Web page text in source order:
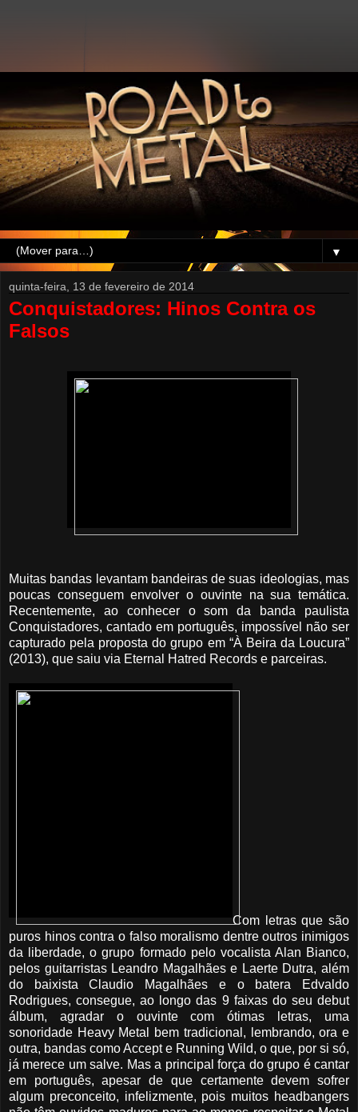
▼
quinta-feira, 13 de fevereiro de 2014
Conquistadores: Hinos Contra os
Falsos
Muitas bandas levantam bandeiras de suas ideologias, mas
poucas conseguem envolver o ouvinte na sua temática.
Recentemente, ao conhecer o som da banda paulista
Conquistadores, cantado em português, impossível não ser
capturado pela proposta do grupo em “À Beira da Loucura”
(2013), que saiu via Eternal Hatred Records e parceiras.
Com letras que são
puros hinos contra o falso moralismo dentre outros inimigos
da liberdade, o grupo formado pelo vocalista Alan Bianco,
pelos guitarristas Leandro Magalhães e Laerte Dutra, além
do baixista Claudio Magalhães e o batera Edvaldo
Rodrigues, consegue, ao longo das 9 faixas do seu debut
álbum, agradar o ouvinte com ótimas letras, uma
sonoridade Heavy Metal bem tradicional, lembrando, ora e
outra, bandas como Accept e Running Wild, o que, por si só,
já merece um salve. Mas a principal força do grupo é cantar
em português, apesar de que certamente devem sofrer
algum preconceito, infelizmente, pois muitos headbangers